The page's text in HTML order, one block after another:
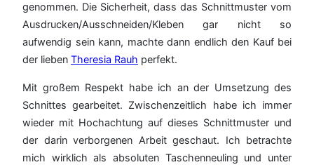
genommen. Die Sicherheit, dass das Schnittmuster vom
Ausdrucken/Ausschneiden/Kleben gar nicht so
aufwendig sein kann, machte dann endlich den Kauf bei
der lieben Theresia Rauh perfekt.
Mit großem Respekt habe ich an der Umsetzung des
Schnittes gearbeitet. Zwischenzeitlich habe ich immer
wieder mit Hochachtung auf dieses Schnittmuster und
der darin verborgenen Arbeit geschaut. Ich betrachte
mich wirklich als absoluten Taschenneuling und unter